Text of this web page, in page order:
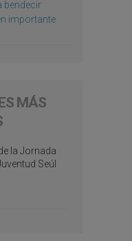
bendecir
importante
MÁS
la Jornada
Seúl